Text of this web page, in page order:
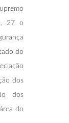
27 o
do
dos
dos
do